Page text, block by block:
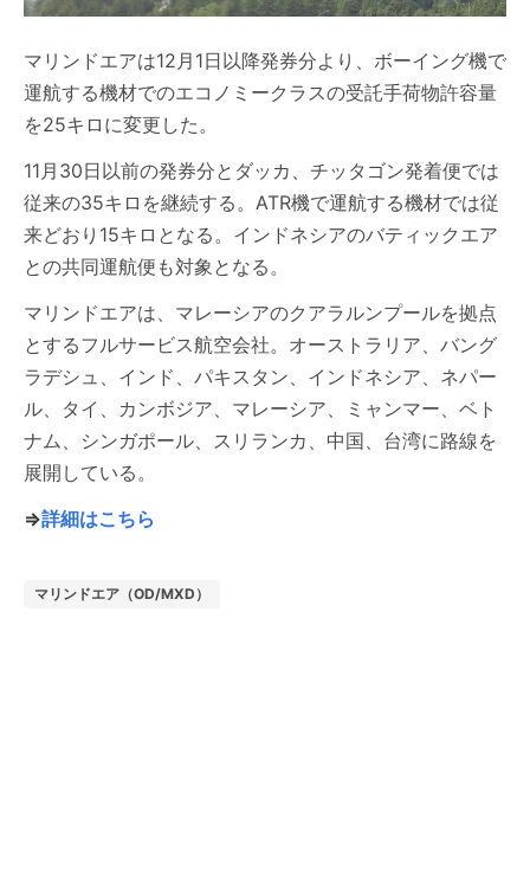
マリンドエアは12月1日以降発券分より、ボーイング機で
運航する機材でのエコノミークラスの受託手荷物許容量
を25キロに変更した。
11月30日以前の発券分とダッカ、チッタゴン発着便では
従来の35キロを継続する。ATR機で運航する機材では従
来どおり15キロとなる。インドネシアのバティックエア
との共同運航便も対象となる。
マリンドエアは、マレーシアのクアラルンプールを拠点
とするフルサービス航空会社。オーストラリア、バング
ラデシュ、インド、パキスタン、インドネシア、ネパー
ル、タイ、カンボジア、マレーシア、ミャンマー、ベト
ナム、シンガポール、スリランカ、中国、台湾に路線を
展開している。
⇒詳細はこちら
マリンドエア（OD/MXD）